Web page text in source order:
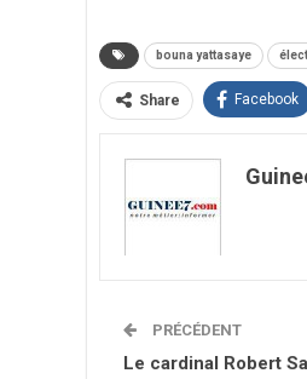
bouna yattasaye
Share Facebook
PRÉCÉDENT
Le cardinal Robert